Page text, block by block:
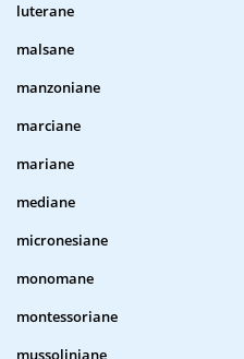
luterane
malsane
manzoniane
marciane
mariane
mediane
micronesiane
monomane
montessoriane
mussoliniane